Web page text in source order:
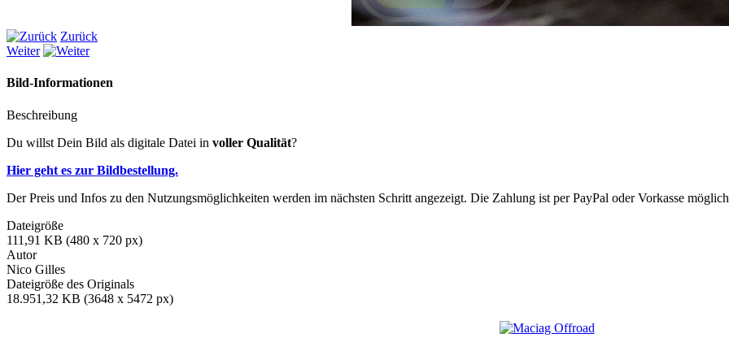
Zurück
Weiter
Bild-Informationen
Beschreibung
Du willst Dein Bild als digitale Datei in voller Qualität?
Hier geht es zur Bildbestellung.
Der Preis und Infos zu den Nutzungsmöglichkeiten werden im nächsten Schritt angezeigt. Die Zahlung ist per PayPal oder Vorkasse
Dateigröße
111,91 KB (480 x 720 px)
Autor
Nico Gilles
Dateigröße des Originals
18.951,32 KB (3648 x 5472 px)